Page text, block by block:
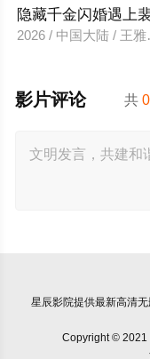
隐藏千金闪婚遇上
2026 / 中国大陆 / 王雅
共0
影片评论
星辰影院提供最新高清
Copyright © 2021